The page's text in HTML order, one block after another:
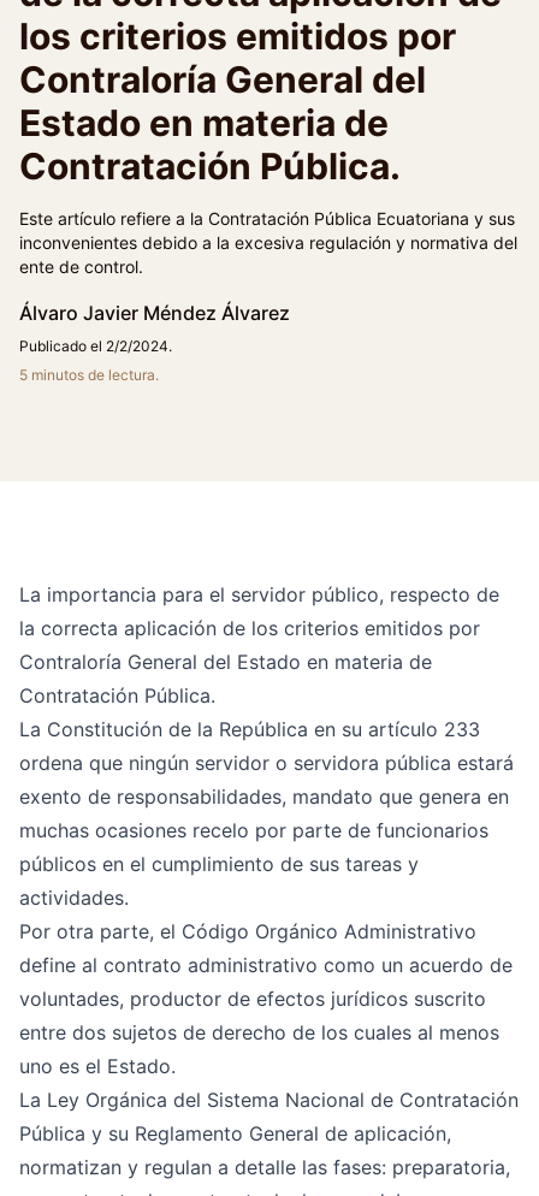
los criterios emitidos por
Contraloría General del
Estado en materia de
Contratación Pública.
Este artículo refiere a la Contratación Pública Ecuatoriana y sus
inconvenientes debido a la excesiva regulación y normativa del
ente de control.
Álvaro Javier Méndez Álvarez
Publicado el 2/2/2024.
5 minutos de lectura.
La importancia para el servidor público, respecto de
la correcta aplicación de los criterios emitidos por
Contraloría General del Estado en materia de
Contratación Pública.
La Constitución de la República en su artículo 233
ordena que ningún servidor o servidora pública estará
exento de responsabilidades, mandato que genera en
muchas ocasiones recelo por parte de funcionarios
públicos en el cumplimiento de sus tareas y
actividades.
Por otra parte, el Código Orgánico Administrativo
define al contrato administrativo como un acuerdo de
voluntades, productor de efectos jurídicos suscrito
entre dos sujetos de derecho de los cuales al menos
uno es el Estado.
La Ley Orgánica del Sistema Nacional de Contratación
Pública y su Reglamento General de aplicación,
normatizan y regulan a detalle las fases: preparatoria,